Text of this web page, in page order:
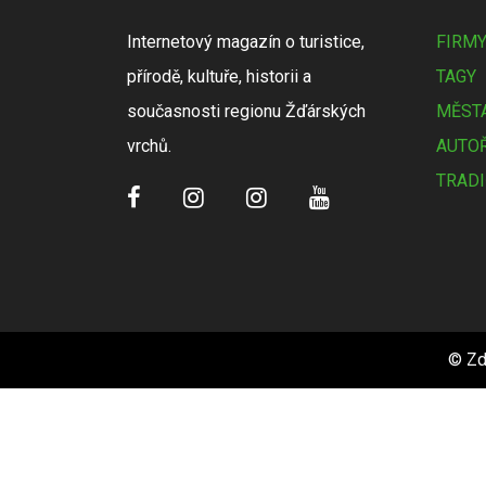
Internetový magazín o turistice,
přírodě, kultuře, historii a
současnosti regionu Žďárských
vrchů.
FIRMY
TAGY
©